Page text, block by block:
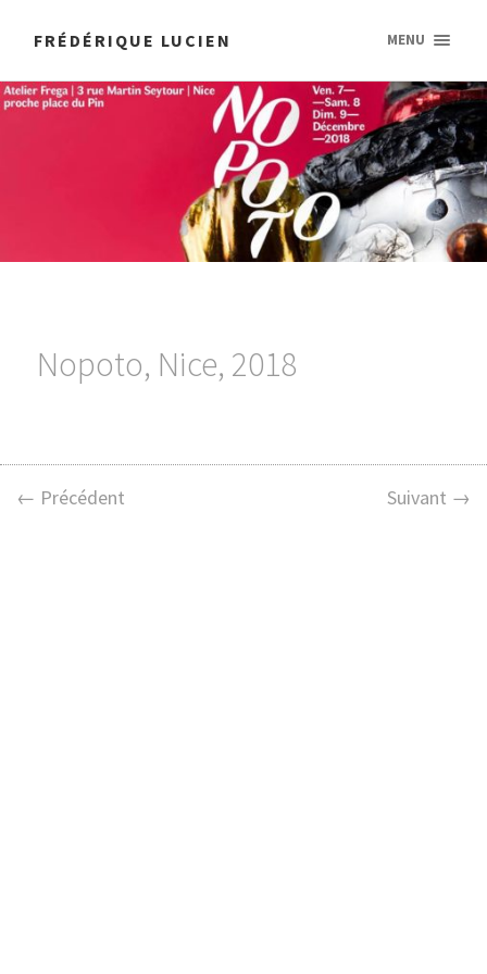
FRÉDÉRIQUE LUCIEN MENU
Nopoto, Nice, 2018
← Précédent Suivant →